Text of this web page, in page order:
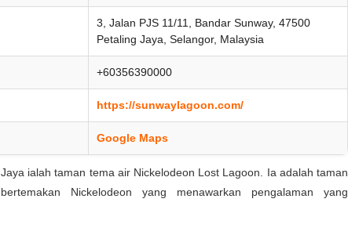
3, Jalan PJS 11/11, Bandar Sunway, 47500
Petaling Jaya, Selangor, Malaysia
+60356390000
https://sunwaylagoon.com/
Google Maps
ialah taman tema air Nickelodeon Lost Lagoon. Ia adalah taman
Nickelodeon yang menawarkan pengalaman yang